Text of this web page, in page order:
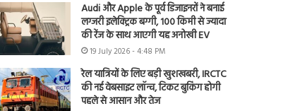
Audi और Apple के पूर्व डिजाइनरों ने बनाई
लग्जरी इलेक्ट्रिक बग्गी, 100 किमी से ज्यादा
की रेंज के साथ आएगी यह अनोखी EV
19 July 2026 - 4:48 PM
रेल यात्रियों के लिए बड़ी खुशखबरी, IRCTC
की नई वेबसाइट लॉन्च, टिकट बुकिंग होगी
पहले से आसान और तेज